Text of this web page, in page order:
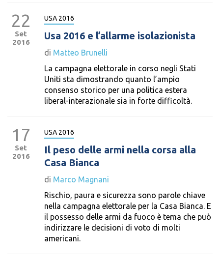
22
Set
2016
USA 2016
Usa 2016 e l’allarme isolazionista
di Matteo Brunelli
La campagna elettorale in corso negli Stati
Uniti sta dimostrando quanto l’ampio
consenso storico per una politica estera
liberal-interazionale sia in forte difficoltà.
17
Set
2016
USA 2016
Il peso delle armi nella corsa alla
Casa Bianca
di Marco Magnani
Rischio, paura e sicurezza sono parole chiave
nella campagna elettorale per la Casa Bianca. E
il possesso delle armi da fuoco è tema che può
indirizzare le decisioni di voto di molti
americani.